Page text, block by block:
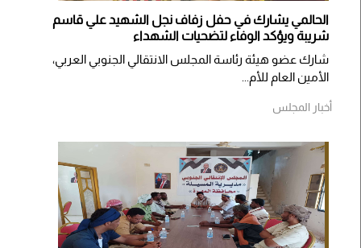
الحالمي يشارك في حفل زفاف نجل الشهيد علي قاسم
شريبة ويؤكد الوفاء لتضحيات الشهداء
شارك عضو هيئة رئاسة المجلس الانتقالي الجنوبي العربي،
الأمين العام للأم...
أخبار المجلس